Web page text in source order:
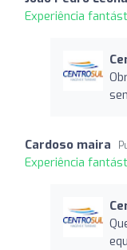
Experiência
Cardoso maira
Experiência